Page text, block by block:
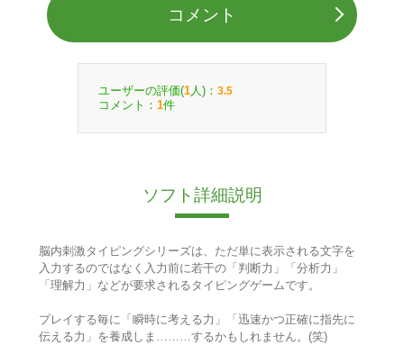
コメント
ユーザーの評価(1 人)： 3.5
コメント： 1件
ソフト詳細説明
脳内刺激タイピングシリーズは、ただ単に表示される文字を
入力するのではなく入力前に若干の「判断力」「分析力」
「理解力」などが要求されるタイピングゲームです。
プレイする毎に「瞬時に考える力」「迅速かつ正確に指先に
伝える力」を養成しま………するかもしれません。(笑)